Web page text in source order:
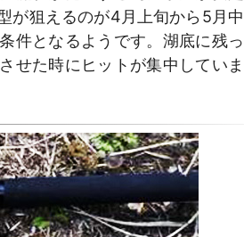
が狙えるのが4月上旬から5月中
件となるようです。湖底に残っ
せた時にヒットが集中していま